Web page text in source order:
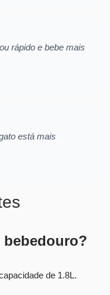
rápido e bebe mais
está mais
bebedouro?
de 1.8L.